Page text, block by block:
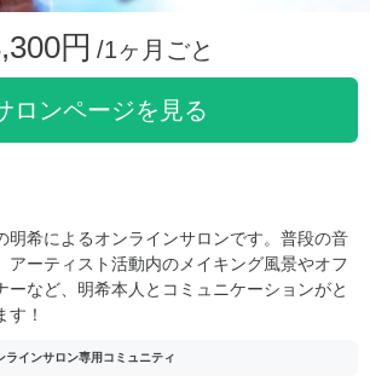
円 /1ヶ月ごと
ロンページを見る
明希によるオンラインサロンです。普段の音
アーティスト活動内のメイキング風景やオフ
ーなど、明希本人とコミュニケーションがと
す！
ラインサロン専用コミュニティ